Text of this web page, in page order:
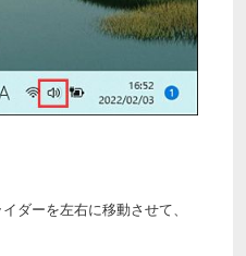
ダーを左右に移動させて、